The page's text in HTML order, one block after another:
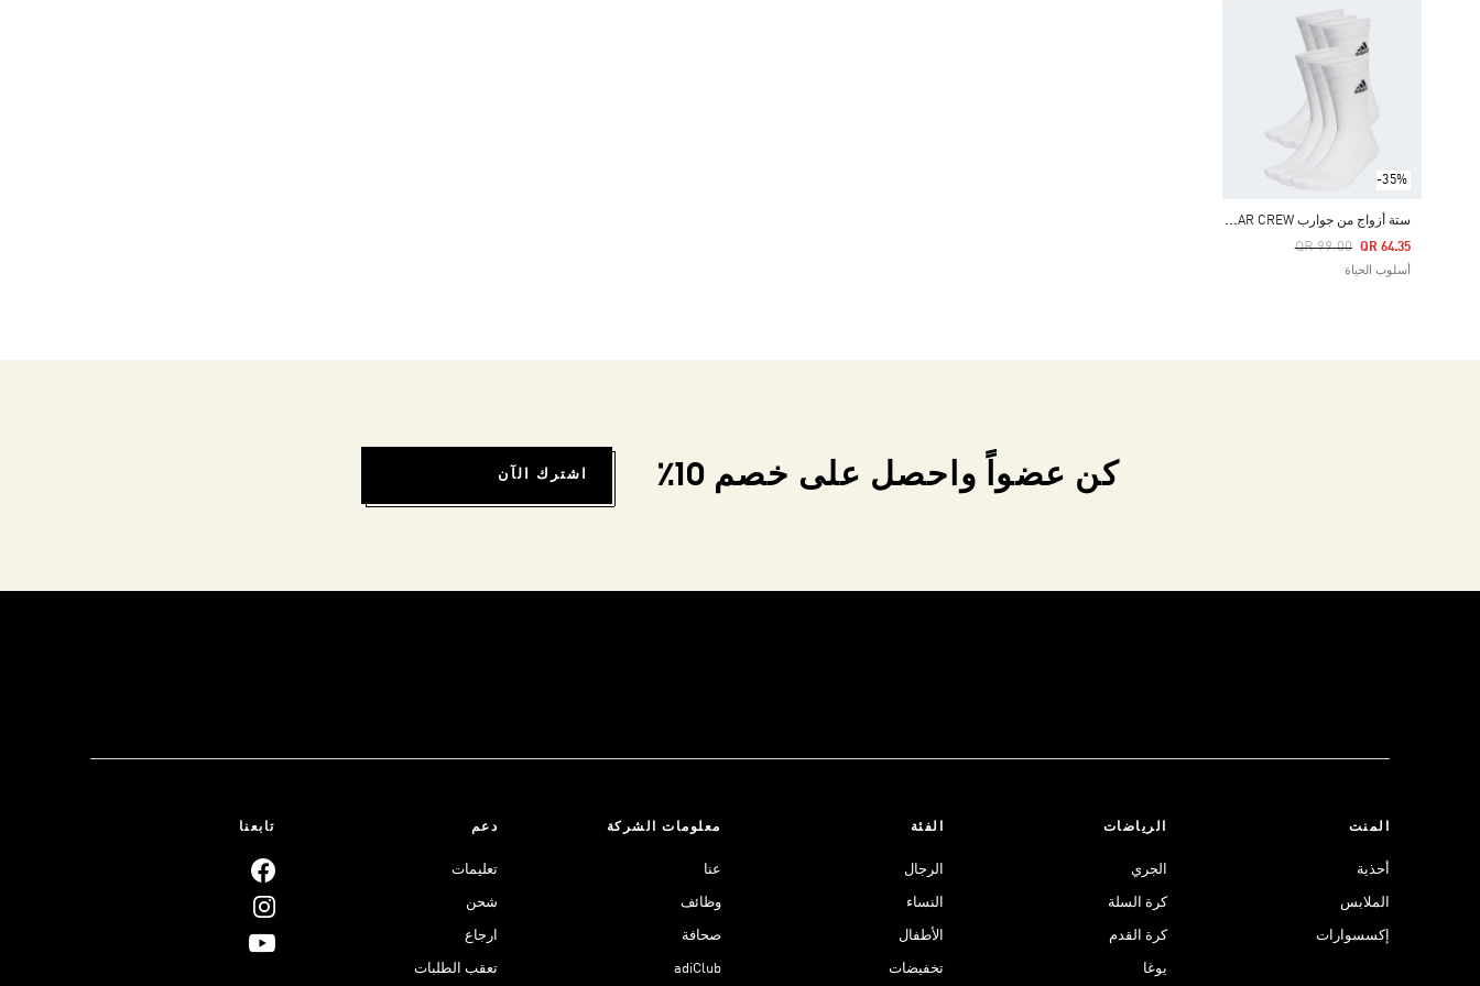
-35%
س
تة أزواج من جوارب CUSHIONED SPORTSWEAR CREW
Price Reduced From
QR 99.00
To QR 64.35
أسلوب الحياة
كن عضواً واحصل على خصم 10٪ اشترك الآن
المنت
أحذية
الملابس
إكسسوارات
الرياضات
الجري
كرة السلة
كرة القدم
يوغا
الفئة
الرجال
النساء
الأطفال
تخفيضات
معلومات الشركة
عنا
وظائف
صحافة
adiClub
دعم
تعليمات
شحن
ارجاع
تعقب الطلبات
تابعنا